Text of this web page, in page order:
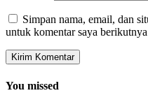
Simpan nama, email, dan
untuk komentar saya
You missed